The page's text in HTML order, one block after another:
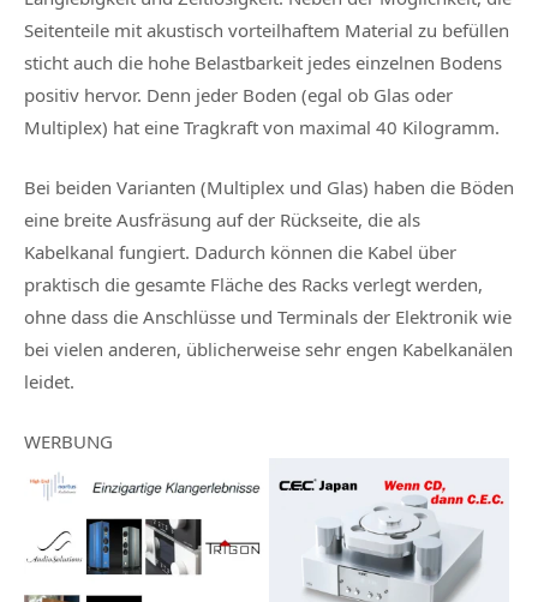
Seitenteile mit akustisch vorteilhaftem Material zu befüllen
sticht auch die hohe Belastbarkeit jedes einzelnen Bodens
positiv hervor. Denn jeder Boden (egal ob Glas oder
Multiplex) hat eine Tragkraft von maximal 40 Kilogramm.
Bei beiden Varianten (Multiplex und Glas) haben die Böden
eine breite Ausfräsung auf der Rückseite, die als
Kabelkanal fungiert. Dadurch können die Kabel über
praktisch die gesamte Fläche des Racks verlegt werden,
ohne dass die Anschlüsse und Terminals der Elektronik wie
bei vielen anderen, üblicherweise sehr engen Kabelkanälen
leidet.
WERBUNG